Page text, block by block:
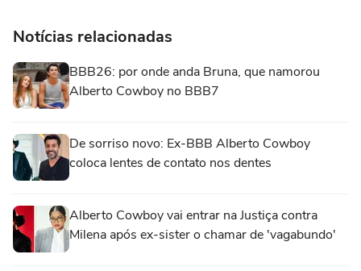
Notícias relacionadas
BBB26: por onde anda Bruna, que namorou
Alberto Cowboy no BBB7
De sorriso novo: Ex-BBB Alberto Cowboy
coloca lentes de contato nos dentes
Alberto Cowboy vai entrar na Justiça contra
Milena após ex-sister o chamar de 'vagabundo'